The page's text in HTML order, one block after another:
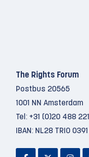
The Rights Forum
Postbus 20565
1001 NN Amsterdam
Tel: +31 (0)20 488
IBAN: NL28 TRIO